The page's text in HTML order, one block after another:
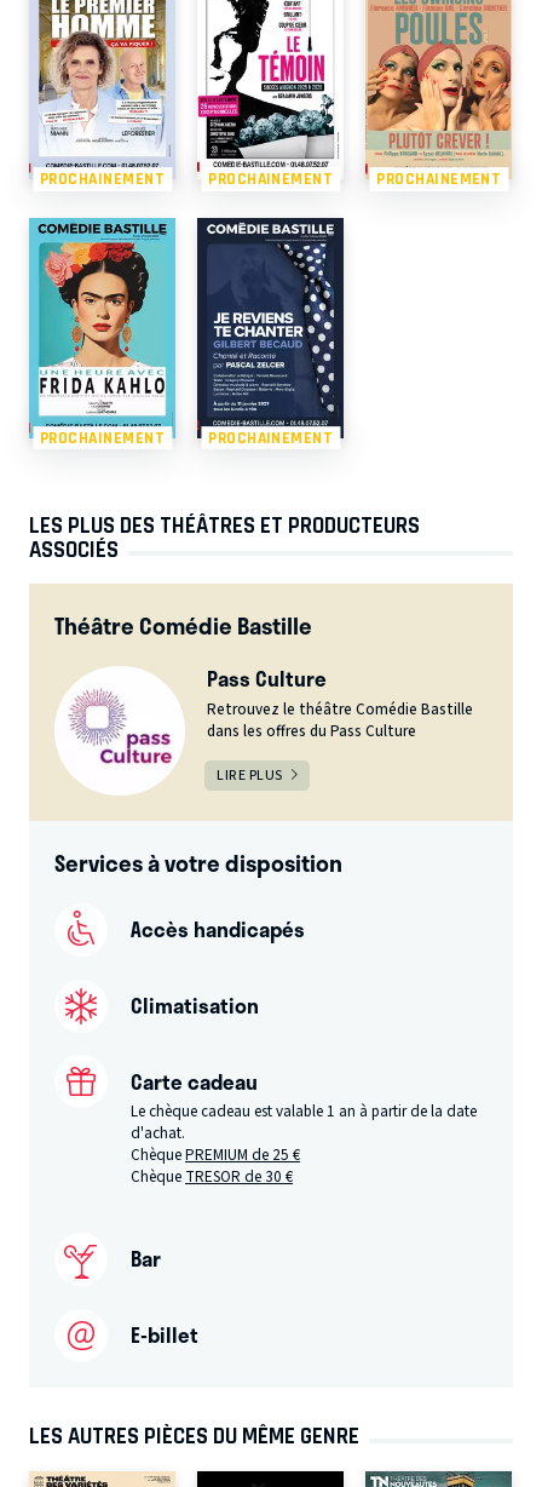
PROCHAINEMENT PROCHAINEMENT PROCHAINEMENT
PROCHAINEMENT PROCHAINEMENT
LES PLUS DES THÉÂTRES ET PRODUCTEURS
ASSOCIÉS
Théâtre Comédie Bastille
Pass Culture
Retrouvez le théâtre Comédie Bastille
dans les offres du Pass Culture
LIRE PLUS
Services à votre disposition
Accès handicapés
Climatisation
Carte cadeau
Le chèque cadeau est valable 1 an à partir de la date
d'achat.
ChèquePREMIUM de 25 €
Chèque TRESOR de 30 €
Bar
E-billet
LES AUTRES PIÈCES DU MÊME GENRE